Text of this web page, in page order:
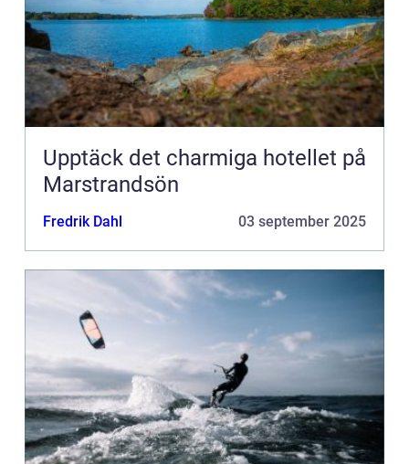
Upptäck det charmiga hotellet på
Marstrandsön
Fredrik Dahl 03 september 2025